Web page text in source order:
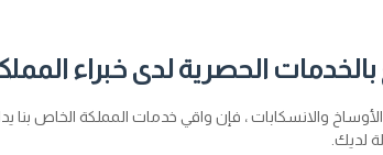
الحصرية لدى خبراء
الأوساخ والانسكابات ، فإن واقي خدمات المملكة الخاص بنا
لديك.